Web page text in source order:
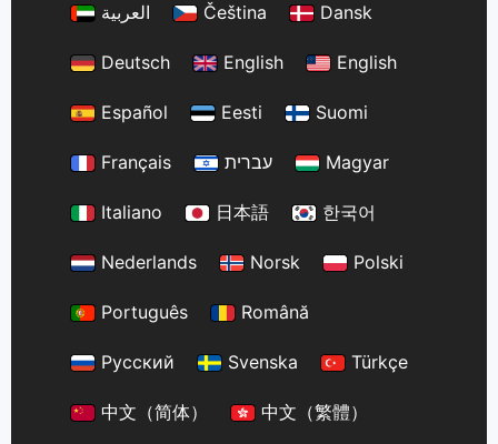
العربية
Čeština Dansk
Deutsch English English
Español Eesti Suomi
Français עברית Magyar
Italiano 日本語 한국어
Nederlands Norsk Polski
Português Română
Русский Svenska Türkçe
中文（简体） 中文（繁體）